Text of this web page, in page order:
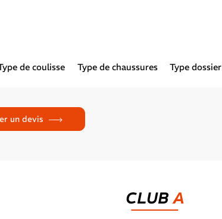
de coulisse Type de chaussures Type dossier
un devis
CLUBA